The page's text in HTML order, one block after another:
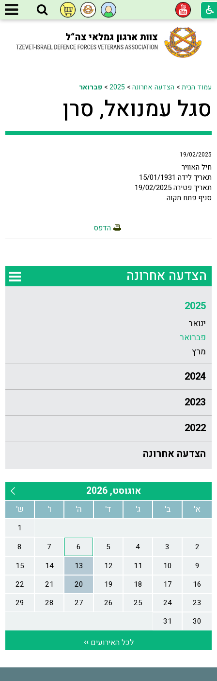
עמוד הבית> הצדעה אחרונה>
2025
> פברואר
סגל עמנואל, סרן
19/02/2025
חיל האוויר
תאריך לידה 15/01/1931
תאריך פטירה 19/02/2025
סניף פתח תקוה
הדפס
הצדעה אחרונה
2025
ינואר
פברואר
מרץ
2024
2023
2022
הצדעה אחרונה